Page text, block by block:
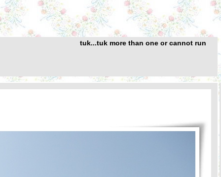
tuk...tuk more than one or cannot run